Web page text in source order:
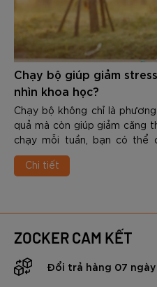
Chạy bộ giúp giảm
nhìn khoa học?
Chạy bộ không chỉ là
quả mà còn giúp giảm căng
chạy mỗi tuần, bạn có thể
nâng cao chất lượng giấc
chịu áp lực trong cuộc sống.
Chi tiết
ZOCKER CAM KẾT
Đổi trả hàng 07 ngày